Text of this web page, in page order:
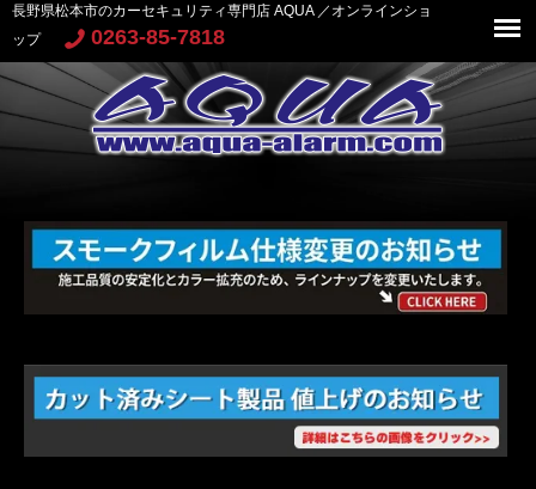
長野県松本市のカーセキュリティ専門店 AQUA ／オンラインショ
ップ
0263-85-7818